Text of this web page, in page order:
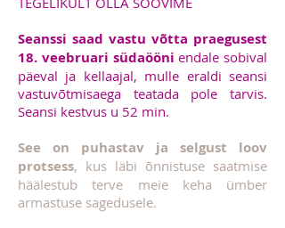
Seanssi saad vastu võtta praegusest
18. veebruari südaööni endale sobival
päeval ja kellaajal, mulle eraldi seansi
vastuvõtmisaega teatada pole tarvis.
Seansi kestvus u 52 min.
See on puhastav ja selgust loov
protsess, kus läbi õnnistuse saatmise
häälestub terve meie keha ümber
armastuse sagedusele.